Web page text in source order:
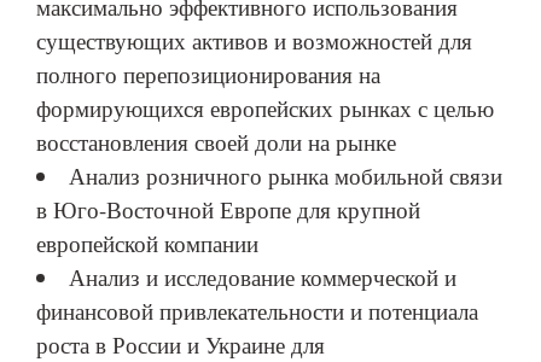
максимально эффективного использования
существующих активов и возможностей для
полного перепозиционирования на
формирующихся европейских рынках с целью
восстановления своей доли на рынке
Анализ розничного рынка мобильной связи
в Юго-Восточной Европе для крупной
европейской компании
Анализ и исследование коммерческой и
финансовой привлекательности и потенциала
роста в России и Украине для